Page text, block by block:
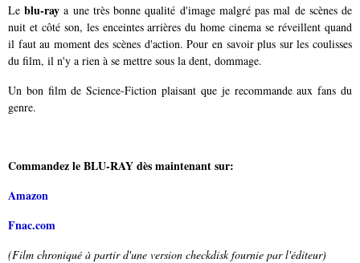
Leblu-ray a une très bonne qualité d'image malgré pas mal de scènes de
nuit et côté son, les enceintes arrières du home cinema se réveillent quand
il faut au moment des scènes d'action. Pour en savoir plus sur les coulisses
du film, il n'y a rien à se mettre sous la dent, dommage.
Un bon film de Science-Fiction plaisant que je recommande aux fans du
genre.
Commandez le BLU-RAY dès maintenant sur:
Amazon
Fnac.com
(Film chroniqué à partir d'une version checkdisk fournie par l'éditeur)